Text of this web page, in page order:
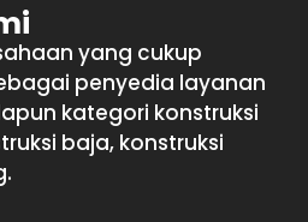
yang cukup
penyedia layanan
kategori konstruksi
baja, konstruksi